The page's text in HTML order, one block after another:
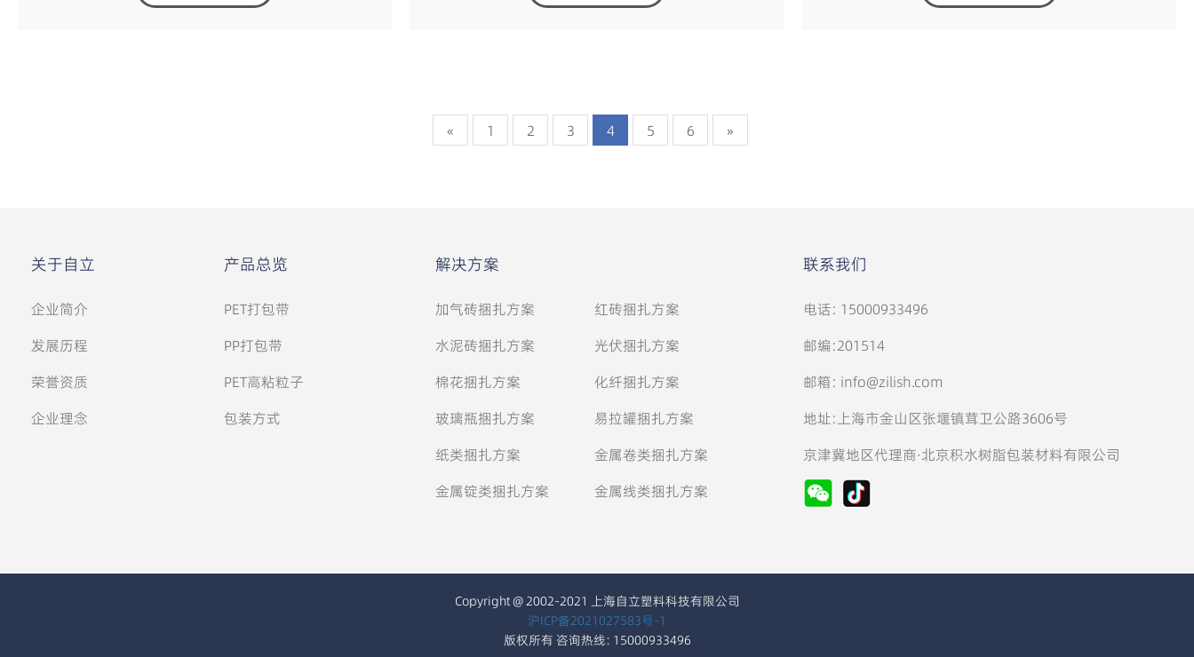
« 1 2 3 4 5 6 »
关于自立
企业简介
发展历程
荣誉资质
企业理念
产品总览
PET打包带
PP打包带
PET高粘粒子
包装方式
解决方案
加气砖捆扎方案
红砖捆扎方案
水泥砖捆扎方案
光伏捆扎方案
棉花捆扎方案
化纤捆扎方案
玻璃瓶捆扎方案
易拉罐捆扎方案
纸类捆扎方案
金属卷类捆扎方案
金属锭类捆扎方案
金属线类捆扎方案
联系我们
电话: 15000933496
邮编:201514
邮箱: info@zilish.com
地址:上海市金山区张堰镇茸卫公路3606号
京津冀地区代理商·北京积水树脂包装材料有限公司
Copyright @ 2002-2021 上海自立塑料科技有限公司
沪ICP备2021027583号-1
版权所有 咨询热线: 15000933496